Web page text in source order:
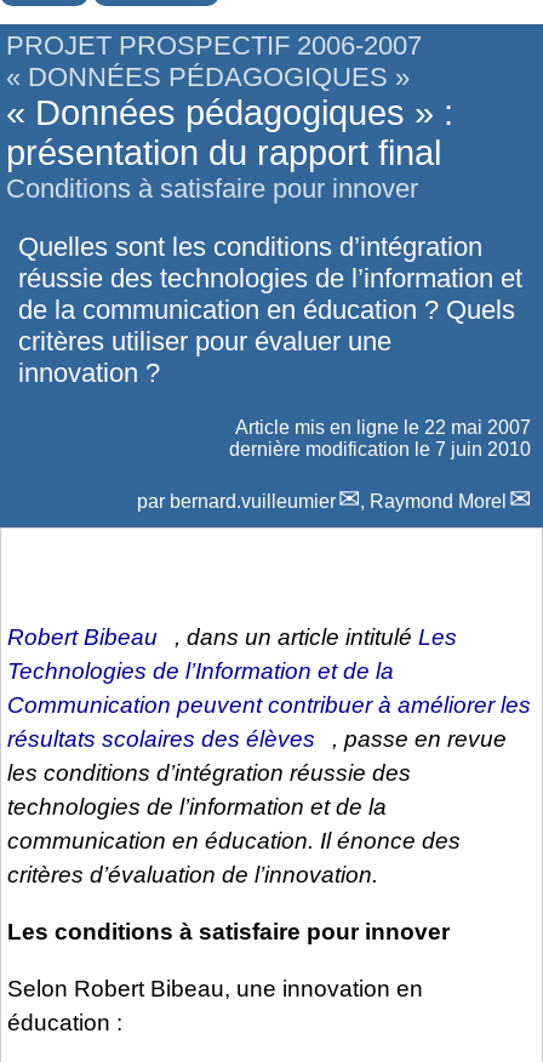
PROJET PROSPECTIF 2006-2007
« DONNÉES PÉDAGOGIQUES »
« Données pédagogiques » :
présentation du rapport final
Conditions à satisfaire pour innover
Quelles sont les conditions d’intégration
réussie des technologies de l’information et
de la communication en éducation ? Quels
critères utiliser pour évaluer une
innovation ?
Article mis en ligne le 22 mai 2007
dernière modification le 7 juin 2010
par bernard.vuilleumier , Raymond Morel
Robert Bibeau , dans un article intitulé Les
Technologies de l’Information et de la
Communication peuvent contribuer à améliorer les
résultats scolaires des élèves
, passe en revue
les conditions d’intégration réussie des
technologies de l’information et de la
communication en éducation. Il énonce des
critères d’évaluation de l’innovation.
Les conditions à satisfaire pour innover
Selon Robert Bibeau, une innovation en
éducation :